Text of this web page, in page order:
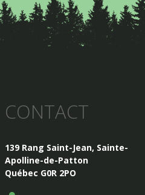
CONTACT
139 Rang Saint-Jean, Sainte-
Apolline-de-Patton
Québec G0R 2PO